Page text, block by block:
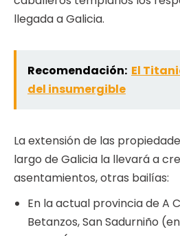
llegada a Galicia.
Recomendación: El
del insumergible
La extensión de las
largo de Galicia la llevará a
asentamientos, otras bailías:
En la actual provincia de A
Betanzos, San Sadurniño